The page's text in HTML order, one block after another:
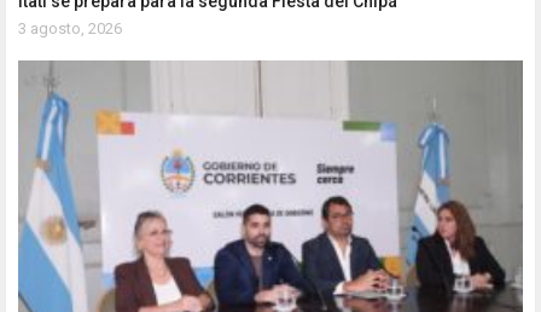
3 agosto, 2026